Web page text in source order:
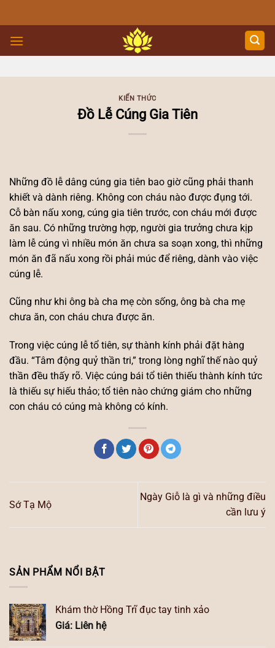
to
content
SẢN PHẨM NỔI BẬT
Khám thờ Hồng Trĩ đục tay tinh xảo
Giá: Liên hệ
KIẾN THỨC
Đồ Lễ Cúng Gia Tiên
Những đồ lễ dâng cúng gia tiên bao giờ cũng phải thanh
khiết và dành riêng. Không con cháu nào được đụng tới.
Cỗ bàn nấu xong, cúng gia tiên trước, con cháu mới được
ăn sau. Có những trường hợp, người gia trưởng chưa kịp
làm lễ cúng vì nhiều món ăn chưa sa soạn xong, thì những
món ăn đã nấu xong rồi phải múc để riêng, dành vào việc
cúng lễ.
Cũng như khi ông bà cha mẹ còn sống, ông bà cha mẹ
chưa ăn, con cháu chưa được ăn.
Trong việc cúng lễ tổ tiên, sự thành kính phải đặt hàng
đầu. “Tâm động quỷ thần tri,” trong lòng nghĩ thế nào quỷ
thần đều thấy rõ. Việc cúng bái tổ tiên thiếu thành kính tức
là thiếu sự hiếu thảo; tổ tiên nào chứng giám cho những
con cháu có cúng mà không có kính.
Sớ Tạ Mộ
Ngày Giỗ là gì và những điều
cần lưu ý